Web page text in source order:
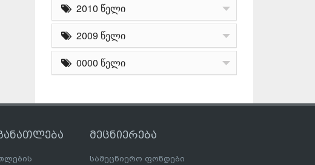
2010 წელი
2009 წელი
0000 წელი
მეცნიერება
სამეცნიერო ფონდები